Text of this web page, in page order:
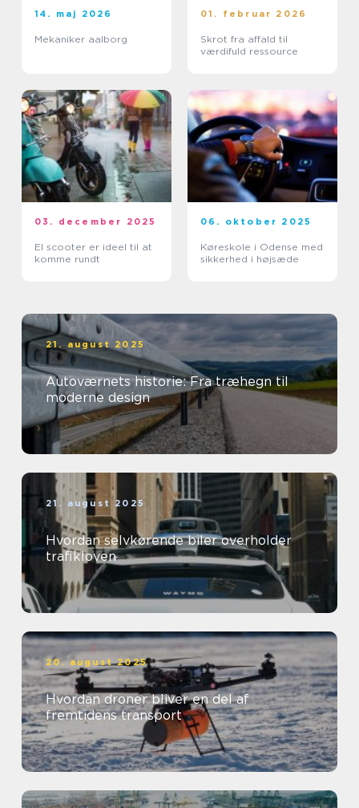
14. maj 2026
Mekaniker aalborg
01. februar 2026
Skrot fra affald til
værdifuld ressource
03. december 2025
El scooter er ideel til at
komme rundt
06. oktober 2025
Køreskole i Odense med
sikkerhed i højsæde
21. august 2025
Autoværnets historie: Fra træhegn til
moderne design
21. august 2025
Hvordan selvkørende biler overholder
trafikloven
20. august 2025
Hvordan droner bliver en del af
fremtidens transport